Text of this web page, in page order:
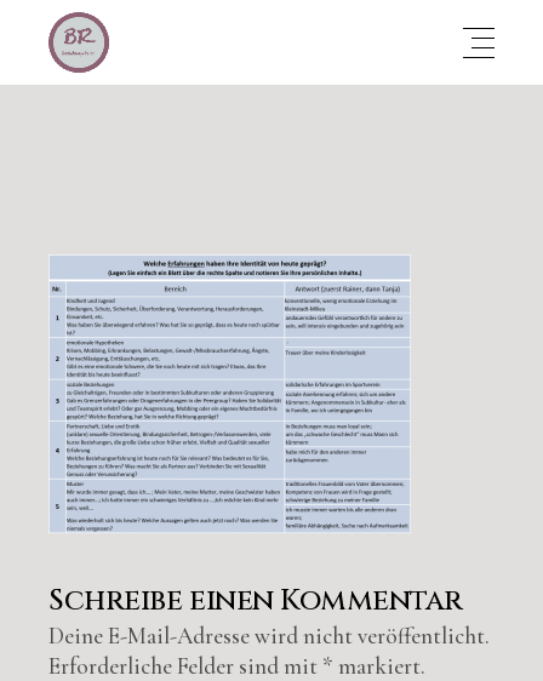
Schreibe einen Kommentar
Deine E-Mail-Adresse wird nicht veröffentlicht.
Erforderliche Felder sind mit * markiert.